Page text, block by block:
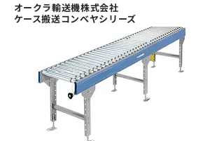
オークラ輸送機株式会社
​ケース搬送コンベヤシリーズ